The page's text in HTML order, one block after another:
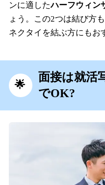
ンに適したハーフウィン
ょう。この2つは結び方
ネクタイを結ぶ方にもお
面接は就活
でOK?